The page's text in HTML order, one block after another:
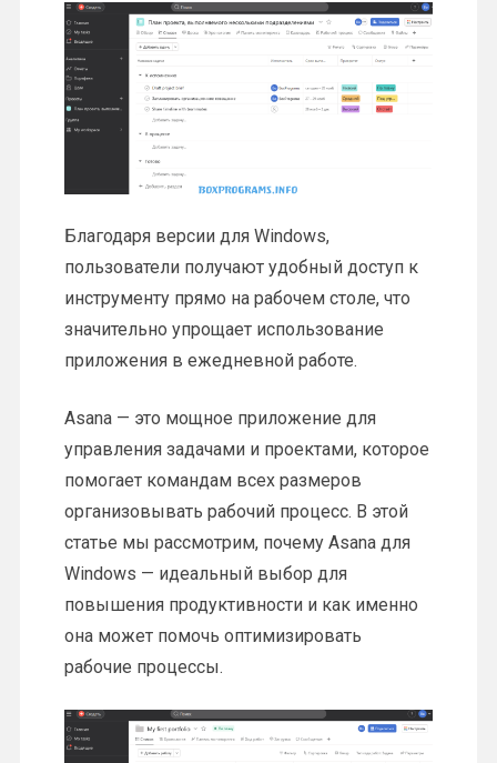
Благодаря версии для Windows,
пользователи получают удобный доступ к
инструменту прямо на рабочем столе, что
значительно упрощает использование
приложения в ежедневной работе.
Asana — это мощное приложение для
управления задачами и проектами, которое
помогает командам всех размеров
организовывать рабочий процесс. В этой
статье мы рассмотрим, почему Asana для
Windows — идеальный выбор для
повышения продуктивности и как именно
она может помочь оптимизировать
рабочие процессы.